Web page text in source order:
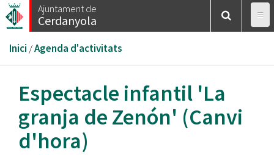
Vés
al
Ajuntament de
Cerdanyola
Esteu
aquí
Inici /Agenda d'activitats
Espectacle infantil 'La
granja de Zenón' (Canvi
d'hora)